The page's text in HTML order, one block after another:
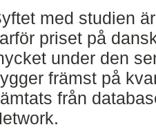
med studien
priset på
under den
främst på
från